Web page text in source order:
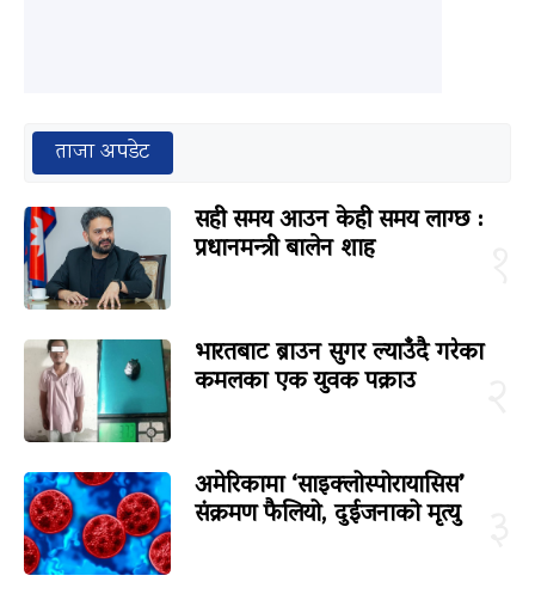
ताजा अपडेट
सही समय आउन केही समय लाग्छ :
प्रधानमन्त्री बालेन शाह
भारतबाट ब्राउन सुगर ल्याउँदै गरेका
कमलका एक युवक पक्राउ
अमेरिकामा ‘साइक्लोस्पोरायासिस’
संक्रमण फैलियो, दुईजनाको मृत्यु